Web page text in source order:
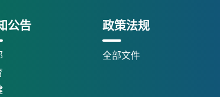
公告 政策法规
全部文件